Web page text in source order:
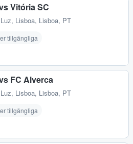
Vitória SC
, Lisboa, Lisboa, PT
tillgängliga
FC Alverca
, Lisboa, Lisboa, PT
tillgängliga